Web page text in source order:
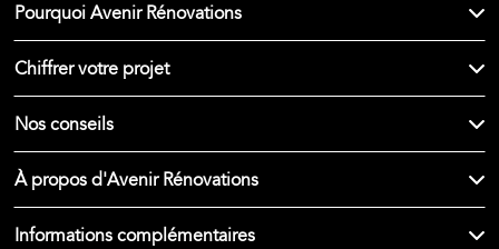
Pourquoi Avenir Rénovations
Chiffrer votre projet
Nos conseils
À propos d'Avenir Rénovations
Informations complémentaires